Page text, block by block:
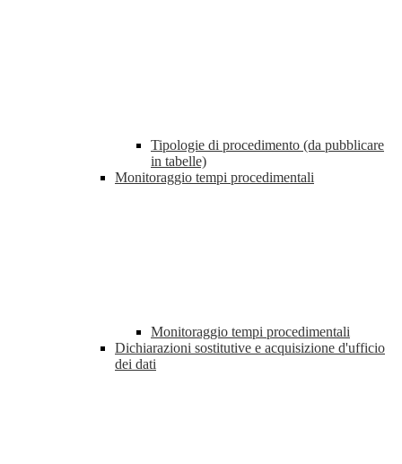
Tipologie di procedimento (da pubblicare
in tabelle)
Monitoraggio tempi procedimentali
Monitoraggio tempi procedimentali
Dichiarazioni sostitutive e acquisizione d'ufficio
dei dati